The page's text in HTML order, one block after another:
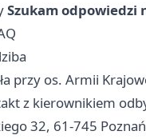
Szukam odpowiedzi
przy os. Armii
z kierownikiem
32, 61-745